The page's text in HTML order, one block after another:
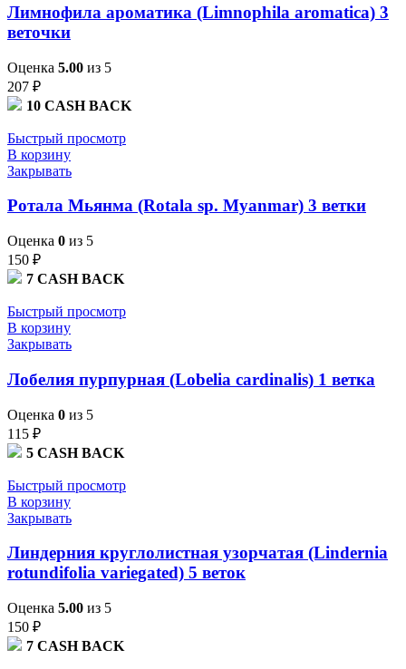
Лимнофила ароматика (Limnophila aromatica) 3
веточки
Оценка 5.00 из 5
207 ₽
10 CASH BACK
Быстрый просмотр
В корзину
Закрывать
Ротала Мьянма (Rotala sp. Myanmar) 3 ветки
Оценка 0 из 5
150 ₽
7 CASH BACK
Быстрый просмотр
В корзину
Закрывать
Лобелия пурпурная (Lobelia cardinalis) 1 ветка
Оценка 0 из 5
115 ₽
5 CASH BACK
Быстрый просмотр
В корзину
Закрывать
Линдерния круглолистная узорчатая (Lindernia
rotundifolia variegated) 5 веток
Оценка 5.00 из 5
150 ₽
7 CASH BACK